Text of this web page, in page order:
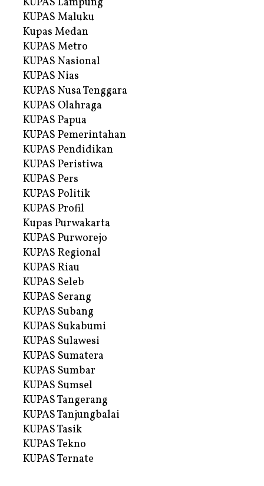
KUPAS Maluku
Kupas Medan
KUPAS Metro
KUPAS Nasional
KUPAS Nias
KUPAS Nusa Tenggara
KUPAS Olahraga
KUPAS Papua
KUPAS Pemerintahan
KUPAS Pendidikan
KUPAS Peristiwa
KUPAS Pers
KUPAS Politik
KUPAS Profil
Kupas Purwakarta
KUPAS Purworejo
KUPAS Regional
KUPAS Riau
KUPAS Seleb
KUPAS Serang
KUPAS Subang
KUPAS Sukabumi
KUPAS Sulawesi
KUPAS Sumatera
KUPAS Sumbar
KUPAS Sumsel
KUPAS Tangerang
KUPAS Tanjungbalai
KUPAS Tasik
KUPAS Tekno
KUPAS Ternate